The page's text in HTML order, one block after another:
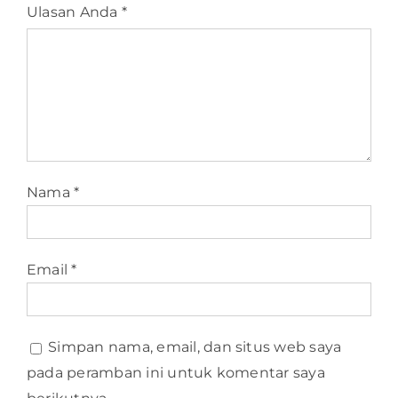
Ulasan Anda *
Nama*
Email*
Simpan nama, email, dan situs web saya
pada peramban ini untuk komentar saya